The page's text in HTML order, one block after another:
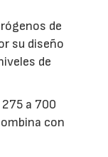
de
su diseño
de
a 700
con